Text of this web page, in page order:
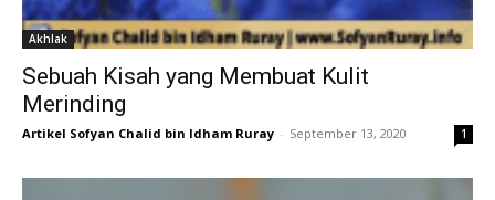
Akhlak
Sebuah Kisah yang Membuat Kulit
Merinding
Artikel Sofyan Chalid bin Idham Ruray - September 13, 2020 1